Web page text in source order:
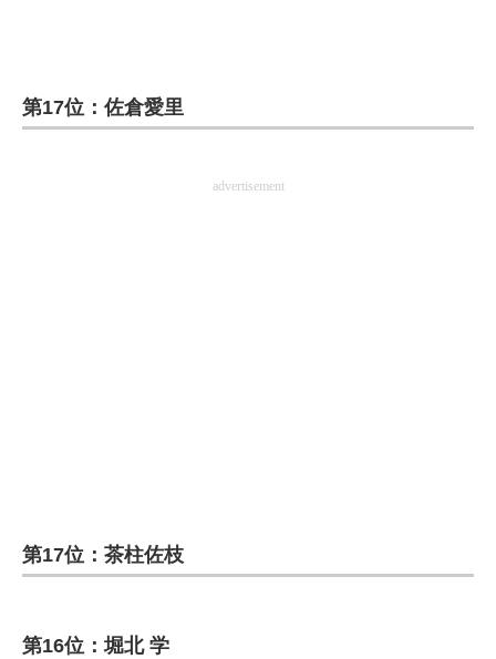
第17位：佐倉愛里
advertisement
第17位：茶柱佐枝
第16位：堀北 学